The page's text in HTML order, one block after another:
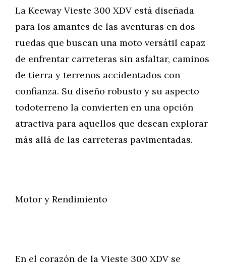
La Keeway Vieste 300 XDV está diseñada
para los amantes de las aventuras en dos
ruedas que buscan una moto versátil capaz
de enfrentar carreteras sin asfaltar, caminos
de tierra y terrenos accidentados con
confianza. Su diseño robusto y su aspecto
todoterreno la convierten en una opción
atractiva para aquellos que desean explorar
más allá de las carreteras pavimentadas.
Motor y Rendimiento
En el corazón de la Vieste 300 XDV se